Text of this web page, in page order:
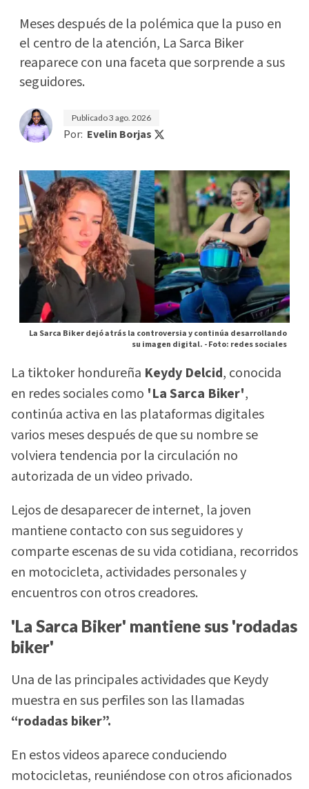
Meses después de la polémica que la puso en
el centro de la atención, La Sarca Biker
reaparece con una faceta que sorprende a sus
seguidores.
Publicado3 ago. 2026
Por: Evelin Borjas
La Sarca Biker dejó atrás la controversia y continúa desarrollando
su imagen digital. -Foto: redes sociales
La tiktoker hondureña Keydy Delcid, conocida
en redes sociales como 'La Sarca Biker',
continúa activa en las plataformas digitales
varios meses después de que su nombre se
volviera tendencia por la circulación no
autorizada de un video privado.
Lejos de desaparecer de internet, la joven
mantiene contacto con sus seguidores y
comparte escenas de su vida cotidiana, recorridos
en motocicleta, actividades personales y
encuentros con otros creadores.
'La Sarca Biker' mantiene sus 'rodadas
biker'
Una de las principales actividades que Keydy
muestra en sus perfiles son las llamadas
“rodadas biker”.
En estos videos aparece conduciendo
motocicletas, reuniéndose con otros aficionados